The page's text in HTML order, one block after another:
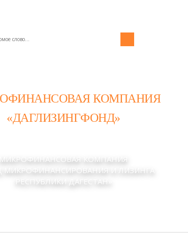
КОМПАНИЯ
«ДАГЛИЗИНГФОНД»
МИКРОФИНАНСОВАЯ КОМПАНИЯ
МИКРОФИНАНСИРОВАНИЯ И ЛИЗИНГА
РЕСПУБЛИКИ ДАГЕСТАН»